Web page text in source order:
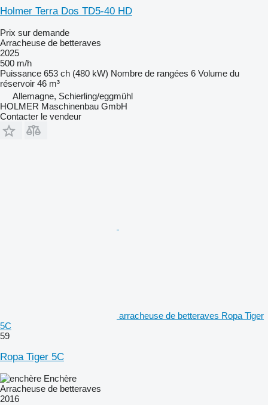
Holmer Terra Dos TD5-40 HD
Prix sur demande
Arracheuse de betteraves
2025
500 m/h
Puissance 653 ch (480 kW) Nombre de rangées 6 Volume du
réservoir 46 m³
Allemagne, Schierling/eggmühl
HOLMER Maschinenbau GmbH
Contacter le vendeur
arracheuse de betteraves Ropa Tiger
5C
59
Ropa Tiger 5C
Enchère
Arracheuse de betteraves
2016